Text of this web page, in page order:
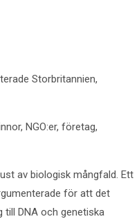
Storbritannien,
NGO:er, företag,
av biologisk mångfald. Ett
för att det
DNA och genetiska